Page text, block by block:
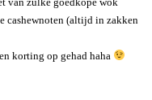
cashewnoten (altijd in zakken
korting op gehad haha